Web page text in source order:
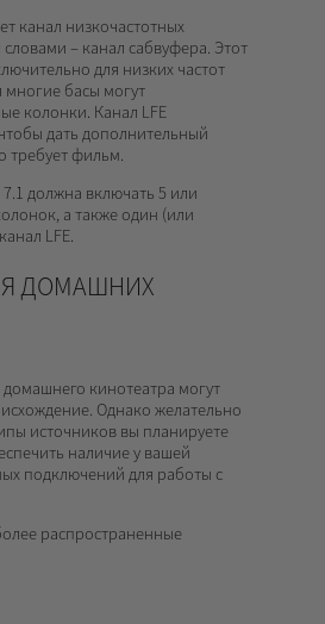
канал низкочастотных
– канал сабвуфера. Этот
для низких частот
многие басы могут
колонки. Канал LFE
дать дополнительный
требует фильм.
должна включать 5 или
а также один (или
LFE.
ДОМАШНИХ
кинотеатра могут
Однако желательно
источников вы планируете
наличие у вашей
подключений для работы с
распространенные